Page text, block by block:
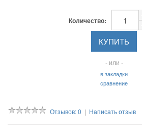
Количество:
- или -
в закладки
сравнение
Отзывов: 0 | Написать отзыв